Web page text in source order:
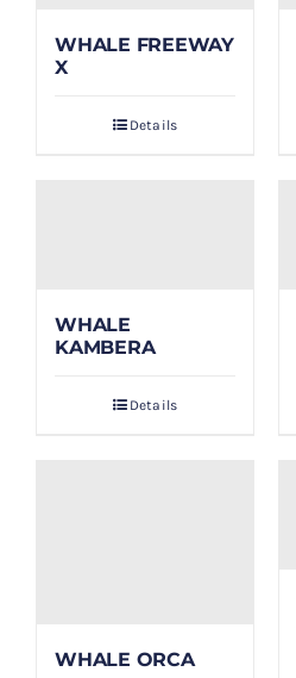
WHALE FREEWAY
X
Details
WHALE
KAMBERA
Details
WHALE ORCA